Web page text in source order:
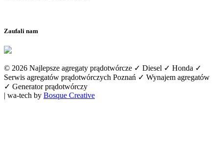
Zaufali nam
© 2026 Najlepsze agregaty prądotwórcze ✓ Diesel ✓ Honda ✓
Serwis agregatów prądotwórczych Poznań ✓ Wynajem agregatów
✓ Generator prądotwórczy
| wa-tech by Bosque Creative